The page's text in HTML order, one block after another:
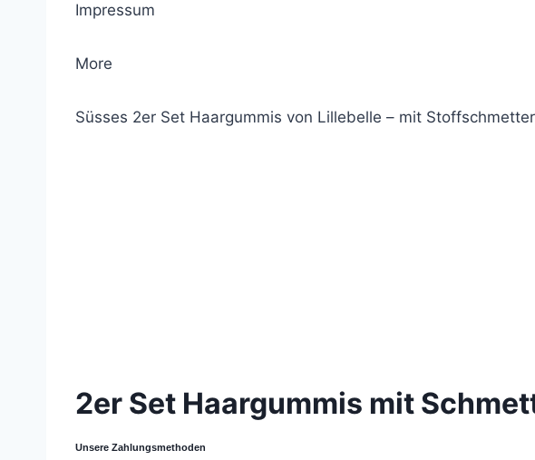
Impressum
More
Süsses 2er Set Haargummis von Lillebelle – mit
2er Set Haargummis mit
Unsere Zahlungsmethoden